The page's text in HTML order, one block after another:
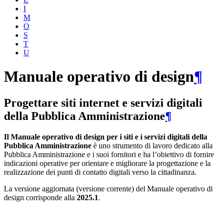
I
M
O
S
T
U
Manuale operativo di design¶
Progettare siti internet e servizi digitali
della Pubblica Amministrazione¶
Il Manuale operativo di design per i siti e i servizi digitali della
Pubblica Amministrazione è uno strumento di lavoro dedicato alla
Pubblica Amministrazione e i suoi fornitori e ha l’obiettivo di fornire
indicazioni operative per orientare e migliorare la progettazione e la
realizzazione dei punti di contatto digitali verso la cittadinanza.
La versione aggiornata (versione corrente) del Manuale operativo di
design corrisponde alla 2025.1.